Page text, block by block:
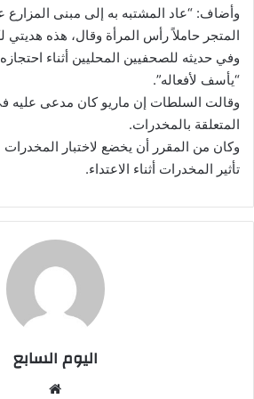
المتجر حاملاً رأس المرأة وقال، هذه هديتي
وفي حديثه للصحفيين المحليين أثناء
“يأسف لأفعاله”.
وقالت السلطات إن ماريو كان مدعى عليه
المتعلقة بالمخدرات.
وكان من المقرر أن يخضع لاختبار المخدرات
تأثير المخدرات أثناء الاعتداء.
اليوم السابع